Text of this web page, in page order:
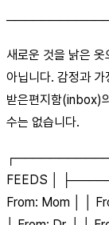
새로운 것을 낡은
아닙니다. 감정과
받은편지함(inbox)
수는 없습니다.
FEEDS │
From: Mom │ │